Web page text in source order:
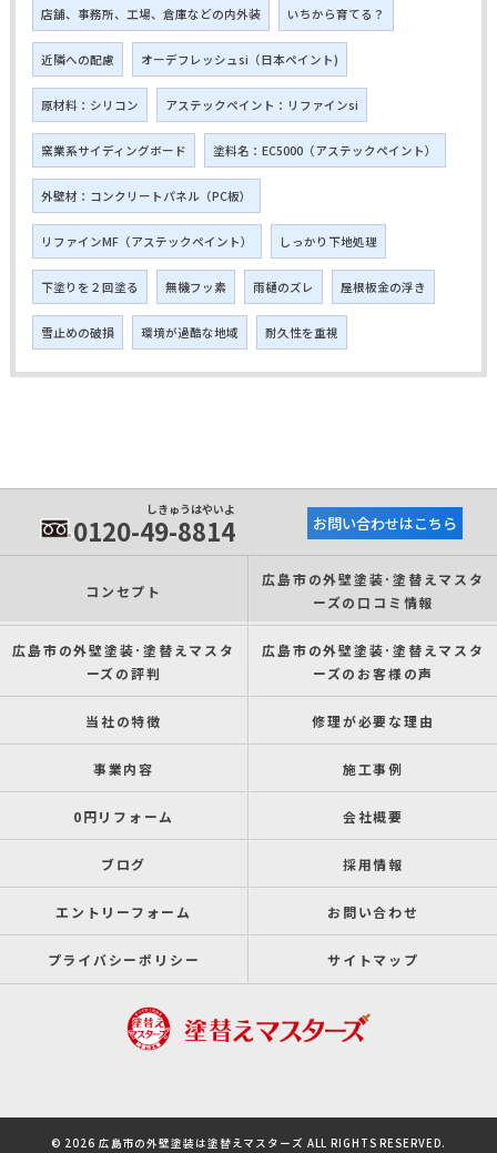
店舗、事務所、工場、倉庫などの内外装 いちから育てる？
近隣への配慮 オーデフレッシュsi（日本ペイント)
原材料：シリコン アステックペイント：リファインsi
窯業系サイディングボード 塗料名：EC5000（アステックペイント）
外壁材：コンクリートパネル（PC板）
リファインMF（アステックペイント） しっかり下地処理
下塗りを２回塗る 無機フッ素 雨樋のズレ 屋根板金の浮き
雪止めの破損 環境が過酷な地域 耐久性を重視
しきゅうはやいよ
0120-49-8814 お問い合わせはこちら
コンセプト
広島市の外壁塗装･塗替えマスタ
ーズの口コミ情報
広島市の外壁塗装･塗替えマスタ
ーズの評判
広島市の外壁塗装･塗替えマスタ
ーズのお客様の声
当社の特徴 修理が必要な理由
事業内容 施工事例
0円リフォーム 会社概要
ブログ 採用情報
エントリーフォーム お問い合わせ
プライバシーポリシー サイトマップ
© 2026 広島市の外壁塗装は塗替えマスターズ ALL RIGHTS RESERVED.